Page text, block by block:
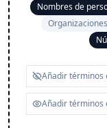
Nombres de
Organizaciones